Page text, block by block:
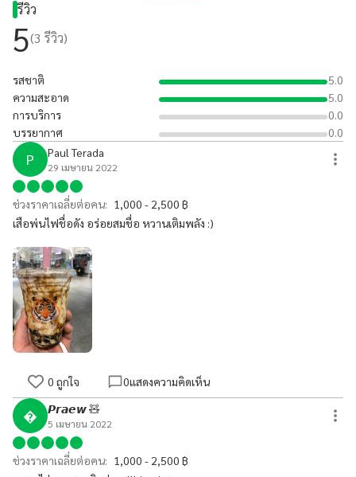
รีวิว
5(3 รีวิว)
รสชาติ
5.0
ความสะอาด
5.0
การบริการ
0.0
บรรยากาศ
0.0
P Paul Terada
29 เมษายน 2022
ช่วงราคาเฉลี่ยต่อคน: 1,000 - 2,500 ฿
เสือพ่นไฟชื่อดัง อร่อยสมชื่อ หวานเติมพลัง :)
0 ถูกใจ 0แสดงความคิดเห็น
 𝙋𝙧𝙖𝙚𝙬 🧸
5 เมษายน 2022
ช่วงราคาเฉลี่ยต่อคน: 1,000 - 2,500 ฿